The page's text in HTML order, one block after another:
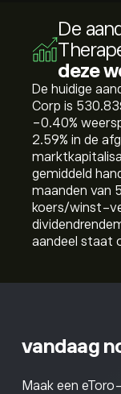
vandaag
Maak een
De
deze
De huidige
Corp is
‎-0.40‎%
‎2.59‎% in de
gemiddeld
maanden van
koers/winst-
aandeel staat